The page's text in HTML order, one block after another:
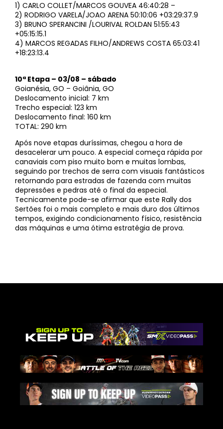
1) CARLO COLLET/MARCOS GOUVEA 46:40:28 –
2) RODRIGO VARELA/JOAO ARENA 50:10:06 +03:29:37.9
3) BRUNO SPERANCINI /LOURIVAL ROLDAN 51:55:43
+05:15:15.1
4) MARCOS REGADAS FILHO/ANDREWS COSTA 65:03:41
+18:23:13.4
10ª Etapa – 03/08 – sábado
Goianésia, GO – Goiânia, GO
Deslocamento inicial: 7 km
Trecho especial: 123 km
Deslocamento final: 160 km
TOTAL: 290 km
Após nove etapas duríssimas, chegou a hora de
desacelerar um pouco. A especial começa rápida por
canaviais com piso muito bom e muitas lombas,
seguindo por trechos de serra com visuais fantásticos
retornando para estradas de fazenda com muitas
depressões e pedras até o final da especial.
Tecnicamente pode-se afirmar que este Rally dos
Sertões foi o mais completo e mais duro dos últimos
tempos, exigindo condicionamento físico, resistência
das máquinas e uma ótima estratégia de prova.